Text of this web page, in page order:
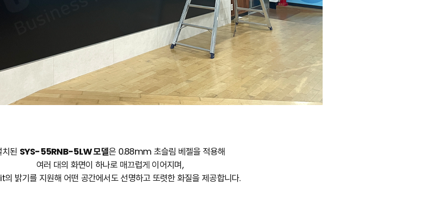
된 SYS-55RNB-5LW 모델은 0.88mm 초슬림 베젤을 적용해
여러 대의 화면이 하나로 매끄럽게 이어지며,
밝기를 지원해 어떤 공간에서도 선명하고 또렷한 화질을 제공합니다.